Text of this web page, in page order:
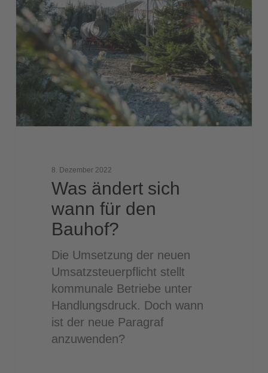
sich
wann
für
den
Bauhof?
8. Dezember 2022
Was ändert sich
wann für den
Bauhof?
Die Umsetzung der neuen
Umsatzsteuerpflicht stellt
kommunale Betriebe unter
Handlungsdruck. Doch wann
ist der neue Paragraf
anzuwenden?